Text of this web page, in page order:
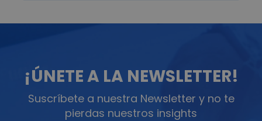
¡ÚNETE A LA NEWSLETTER!
Suscríbete a nuestra Newsletter y no te
pierdas nuestros insights